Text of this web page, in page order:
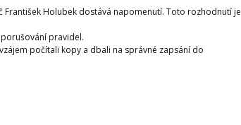
František Holubek dostává napomenutí. Toto rozhodnutí je
pravidel.
počítali kopy a dbali na správné zapsání do